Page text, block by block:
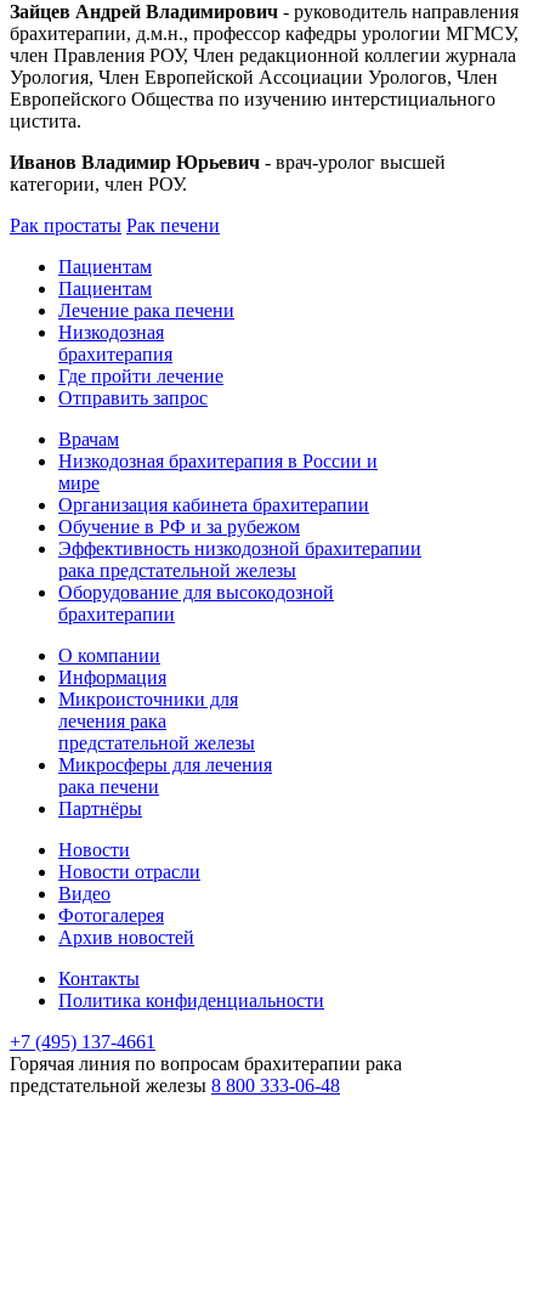
Зайцев Андрей Владимирович - руководитель направления
брахитерапии, д.м.н., профессор кафедры урологии МГМСУ,
член Правления РОУ, Член редакционной коллегии журнала
Урология, Член Европейской Ассоциации Урологов, Член
Европейского Общества по изучению интерстициального
цистита.
Иванов Владимир Юрьевич - врач-уролог высшей
категории, член РОУ.
Рак простаты Рак печени
Пациентам
Пациентам
Лечение рака печени
Низкодозная
брахитерапия
Где пройти лечение
Отправить запрос
Врачам
Низкодозная брахитерапия в России и
мире
Организация кабинета брахитерапии
Обучение в РФ и за рубежом
Эффективность низкодозной брахитерапии
рака предстательной железы
Оборудование для высокодозной
брахитерапии
О компании
Информация
Микроисточники для
лечения рака
предстательной железы
Микросферы для лечения
рака печени
Партнёры
Новости
Новости отрасли
Видео
Фотогалерея
Архив новостей
Контакты
Политика конфиденциальности
+7 (495) 137-4661
Горячая линия по вопросам брахитерапии рака
предстательной железы 8 800 333-06-48